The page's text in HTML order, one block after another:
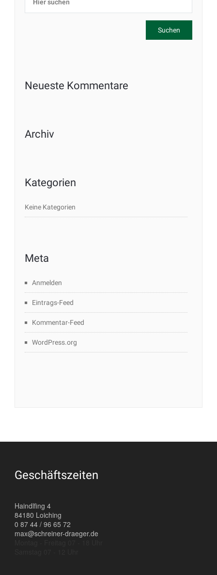
Neueste Kommentare
Archiv
Kategorien
Keine Kategorien
Meta
Anmelden
Eintrags-Feed
Kommentar-Feed
WordPress.org
Geschäftszeiten
Haindlfing 4
84180 Loiching
0 87 44 / 96 65 72
max@schreiner-draeger.de